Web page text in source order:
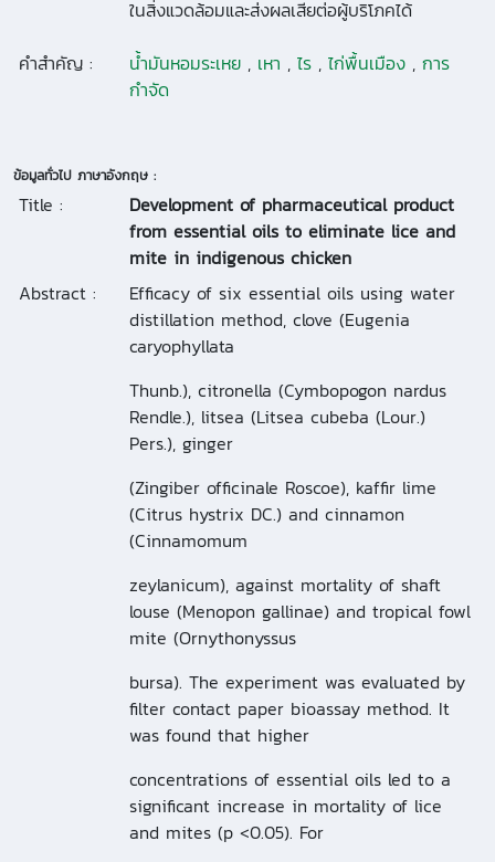
ในสิ่งแวดล้อมและส่งผลเสียต่อผู้บริโภคได้
คำสำคัญ :
น้ำมันหอมระเหย, เหา , ไร, ไก่พื้นเมือง, การ
กำจัด
ข้อมูลทั่วไป ภาษาอังกฤษ :
Title :
Development of pharmaceutical product
from essential oils to eliminate lice and
mite in indigenous chicken
Abstract :
Efficacy of six essential oils using water
distillation method, clove (Eugenia
caryophyllata
Thunb.), citronella (Cymbopogon nardus
Rendle.), litsea (Litsea cubeba (Lour.)
Pers.), ginger
(Zingiber officinale Roscoe), kaffir lime
(Citrus hystrix DC.) and cinnamon
(Cinnamomum
zeylanicum), against mortality of shaft
louse (Menopon gallinae) and tropical fowl
mite (Ornythonyssus
bursa). The experiment was evaluated by
filter contact paper bioassay method. It
was found that higher
concentrations of essential oils led to a
significant increase in mortality of lice
and mites (p <0.05). For